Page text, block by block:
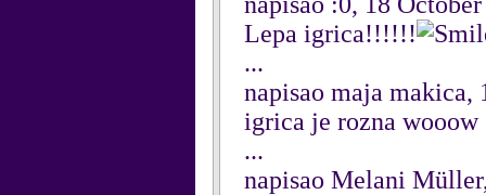
Lepa igrica!!!!!!
...
napisao maja makica,
igrica je rozna wooow
...
napisao Melani